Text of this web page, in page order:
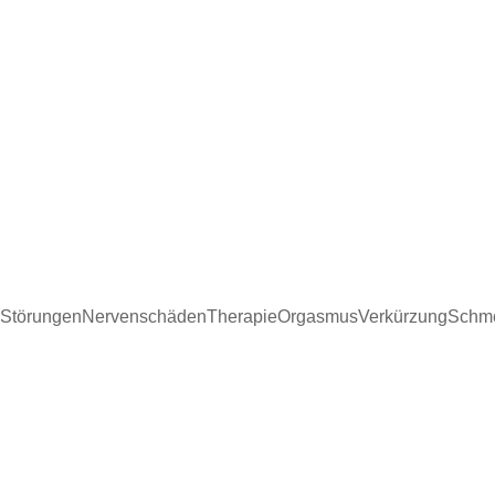
StörungenNervenschädenTherapieOrgasmusVerkürzung